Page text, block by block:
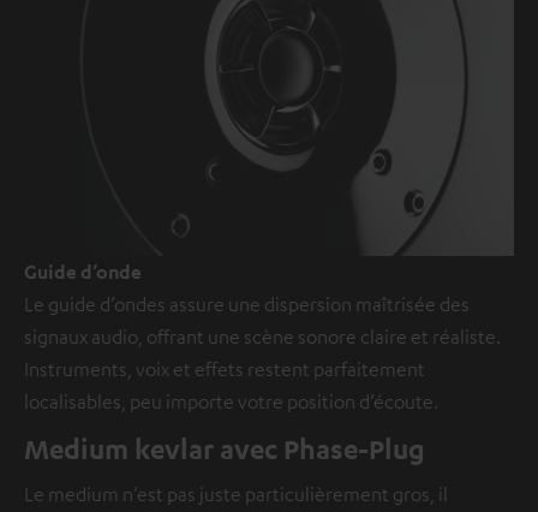
Guide d’onde
Le guide d’ondes assure une dispersion maîtrisée des
signaux audio, offrant une scène sonore claire et réaliste.
Instruments, voix et effets restent parfaitement
localisables, peu importe votre position d’écoute.
Medium kevlar avec Phase-Plug
Le medium n’est pas juste particulièrement gros, il